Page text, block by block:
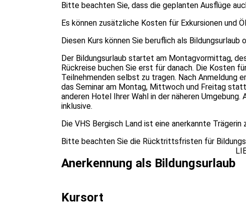
Bitte beachten Sie, dass die geplanten Ausflüge
Es können zusätzliche Kosten für Exkursionen und
Diesen Kurs können Sie beruflich als Bildungsurlaub
Der Bildungsurlaub startet am Montagvormittag,
Rückreise buchen Sie erst für danach. Die Kosten
Teilnehmenden selbst zu tragen. Nach Anmeldung
das Seminar am Montag, Mittwoch und Freitag
anderen Hotel Ihrer Wahl in der näheren
inklusive.
Die VHS Bergisch Land ist eine anerkannte
Bitte beachten Sie die Rücktrittsfristen für
Anerkennung als Bildungsurlaub
Kursort